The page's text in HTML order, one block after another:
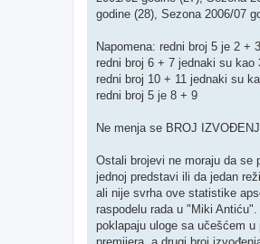
godine (28), Sezona 2006/07
Napomena: redni broj 5 je 2 +
redni broj 6 + 7 jednaki su kao
redni broj 10 + 11 jednaki su
redni broj 5 je 8 + 9
Ne menja se BROJ
Ostali brojevi ne moraju da se
jednoj predstavi ili da jedan
ali nije svrha ove statistike
raspodelu rada u "Miki
poklapaju uloge sa učešćem